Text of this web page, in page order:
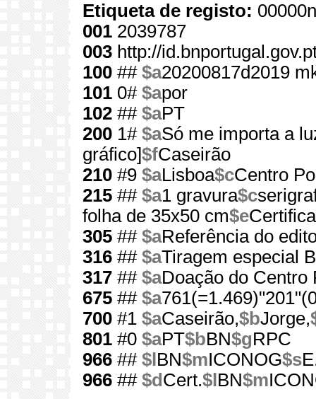
Etiqueta de registo:
001 2039787
003 http://
100 ## $a20200817d2019
101 0# $apor
102 ## $aPT
200 1# $aSó me importa a
gráfico]$fCaseirão
210 #9 $aLisboa$cCentro
215 ## $a1 gravura$c
folha de 35x50 cm$e
305 ## $aReferência do
316 ## $aTiragem especial
317 ## $aDoação do Centro
675 ## $a
700 #1 $aCaseirão,$bJorge,
801 #0 $aPT$bBN$gRPC
966 ## $l BN$mICONOG$s
966 ## $d Cert.$l BN$m